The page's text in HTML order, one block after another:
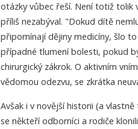
otázky vůbec řeší. Není totiž tolik
příliš nezabýval. "Dokud dítě
připomínají dějiny medicíny, šlo
případné tlumení bolesti, pokud
chirurgický zákrok. O aktivním
vědomou odezvu, se zkrátka
Avšak i v novější historii (a
se někteří odborníci a rodiče